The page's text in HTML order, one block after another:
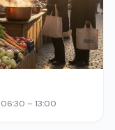
06:30 – 13:00